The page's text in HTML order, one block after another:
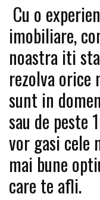
Cu o
imobiliare,
noastra iti
rezolva orice
sunt in
sau de peste
vor gasi cele
mai bune
care te afli.